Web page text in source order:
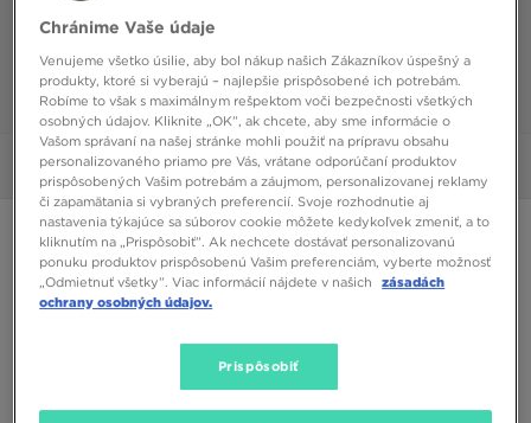
Obrázky 360°
ONLY AT JD
FILA CAMALFI
Chránime Vaše údaje
Venujeme všetko úsilie, aby bol nákup našich Zákazníkov úspešný a
produkty, ktoré si vyberajú – najlepšie prispôsobené ich potrebám.
Robíme to však s maximálnym rešpektom voči bezpečnosti všetkých
osobných údajov. Kliknite „OK”, ak chcete, aby sme informácie o
Vašom správaní na našej stránke mohli použiť na prípravu obsahu
personalizovaného priamo pre Vás, vrátane odporúčaní produktov
prispôsobených Vašim potrebám a záujmom, personalizovanej reklamy
či zapamätania si vybraných preferencií. Svoje rozhodnutie aj
nastavenia týkajúce sa súborov cookie môžete kedykoľvek zmeniť, a to
kliknutím na „Prispôsobiť”. Ak nechcete dostávať personalizovanú
ponuku produktov prispôsobenú Vašim preferenciám, vyberte možnosť
„Odmietnuť všetky”. Viac informácií nájdete v našich
zásadách
ochrany osobných údajov.
Prispôsobiť